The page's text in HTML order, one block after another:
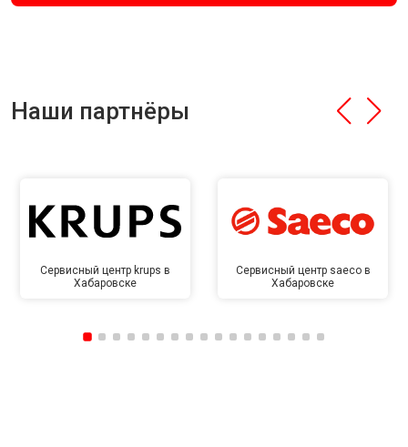
Наши партнёры
Сервисный центр krups в
Хабаровске
Сервисный центр saeco в
Хабаровске